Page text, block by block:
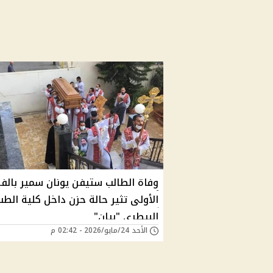
وفاة الطالب ستيفن يونان سمير
الأولى تثير حالة حزن داخل كلية
البيطري "بيان"
الأحد 24/مايو/2026 - 02:42 م